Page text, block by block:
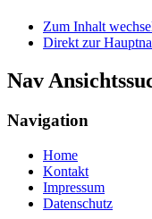
Zum Inhalt
Direkt zur
Nav
Navigation
Home
Kontakt
Impressum
Datenschutz